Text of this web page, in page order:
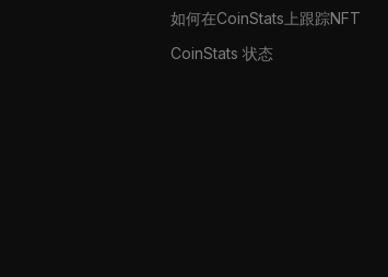
如何在CoinStats上跟踪NFT
CoinStats 状态